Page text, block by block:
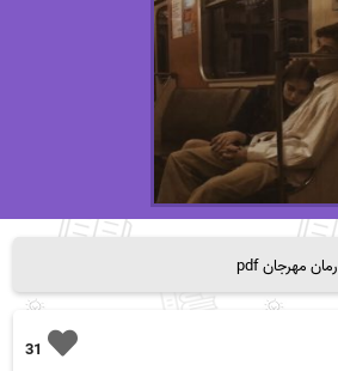
رمان مهرجان pdf
31